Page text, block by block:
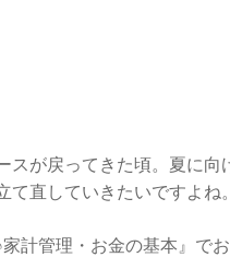
スが戻ってきた頃。夏に向
直していきたいですよね。
計管理・お金の基本』で